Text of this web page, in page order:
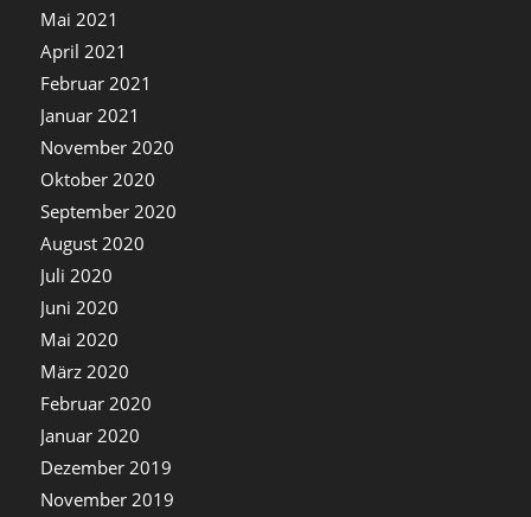
Mai 2021
April 2021
Februar 2021
Januar 2021
November 2020
Oktober 2020
September 2020
August 2020
Juli 2020
Juni 2020
Mai 2020
März 2020
Februar 2020
Januar 2020
Dezember 2019
November 2019